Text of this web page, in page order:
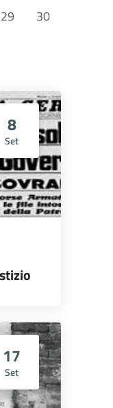
29
30
8
Set
17
Set